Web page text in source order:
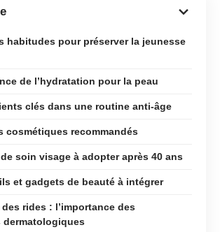
habitudes pour préserver la jeunesse
de l’hydratation pour la peau
clés dans une routine anti-âge
cosmétiques recommandés
soin visage à adopter après 40 ans
et gadgets de beauté à intégrer
rides : l’importance des